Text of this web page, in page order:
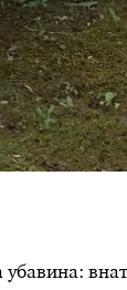
убавина: